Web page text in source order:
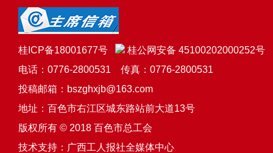
桂ICP备18001677号
桂公网安备 45100202000252号
电话：0776-2800531 传真：0776-2800531
投稿邮箱：bszghxjb@163.com
地址：百色市右江区城东路站前大道13号
版权所有 © 2018 百色市总工会
技术支持： 广西工人报社全媒体中心